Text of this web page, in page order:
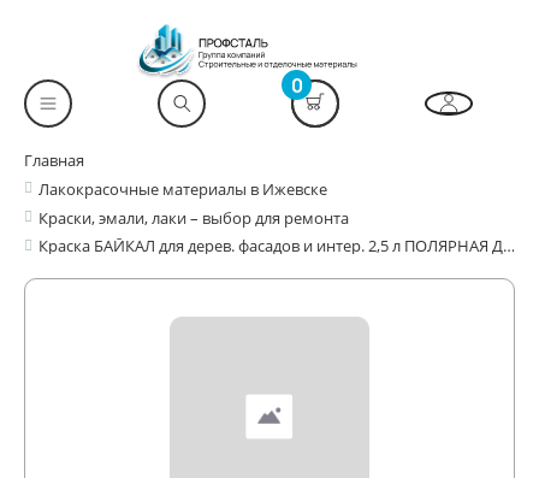
0
Главная
Лакокрасочные материалы в Ижевске
Краски, эмали, лаки – выбор для ремонта
Краска БАЙКАЛ для дерев. фасадов и интер. 2,5 л ПОЛЯРНАЯ ДЫМКА FARBITEX PROFI WOOD EXTRA